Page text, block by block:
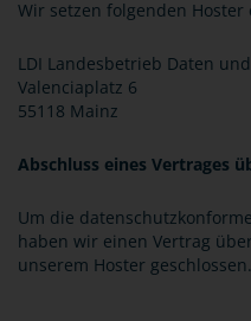
Wir setzen folgenden Hoster
LDI Landesbetrieb Daten
Valenciaplatz 6
55118 Mainz
Abschluss eines Vertrages
Um die
haben wir einen Vertrag
unserem Hoster geschlossen.